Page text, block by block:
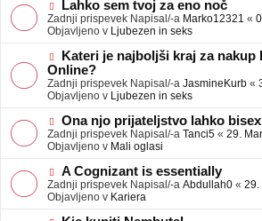
e
o
b
j
a
v
e
N
o
v
e
o
b
j
a
v
e
Lahko sem tvoj za eno noč
Zadnji prispevek Napisal/-a Marko12321 «
Objavljeno v Ljubezen in seks
N
o
v
e
o
b
j
a
v
Kateri je najboljši kraj za nakup
Online?
Zadnji prispevek Napisal/-a JasmineKurb «
Objavljeno v Ljubezen in seks
N
o
v
e
o
b
j
a
Ona njo prijateljstvo lahko bisex
Zadnji prispevek Napisal/-a Tanci5 « 29.
Objavljeno v Mali oglasi
N
o
v
e
A Cognizant is essentially
Zadnji prispevek Napisal/-a Abdullah0 « 29.
Objavljeno v Kariera